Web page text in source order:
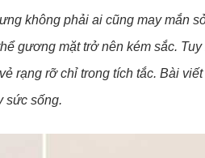
không phải ai cũng may mắn
gương mặt trở nên kém sắc.
rạng rỡ chỉ trong tích tắc. Bài
sức sống.